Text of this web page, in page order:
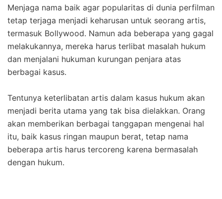
Menjaga nama baik agar popularitas di dunia perfilman
tetap terjaga menjadi keharusan untuk seorang artis,
termasuk Bollywood. Namun ada beberapa yang gagal
melakukannya, mereka harus terlibat masalah hukum
dan menjalani hukuman kurungan penjara atas
berbagai kasus.
Tentunya keterlibatan artis dalam kasus hukum akan
menjadi berita utama yang tak bisa dielakkan. Orang
akan memberikan berbagai tanggapan mengenai hal
itu, baik kasus ringan maupun berat, tetap nama
beberapa artis harus tercoreng karena bermasalah
dengan hukum.